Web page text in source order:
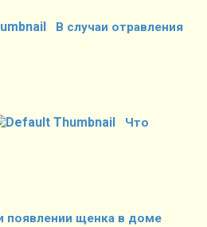
В случаи отравления
Что
появлении щенка в доме